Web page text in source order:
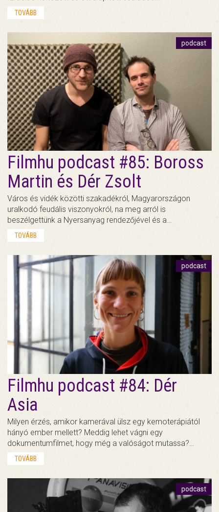
TOVÁBB
podcast
Filmhu podcast #85: Boross
Martin és Dér Zsolt
Város és vidék közötti szakadékról, Magyarországon
uralkodó feudális viszonyokról, na meg arról is
beszélgettünk a Nyersanyag rendezőjével és a…
TOVÁBB
podcast
Filmhu podcast #84: Dér
Asia
Milyen érzés, amikor kamerával ülsz egy kemoterápiától
hányó ember mellett? Meddig lehet vágni egy
dokumentumfilmet, hogy még a valóságot mutassa?…
TOVÁBB
podcast